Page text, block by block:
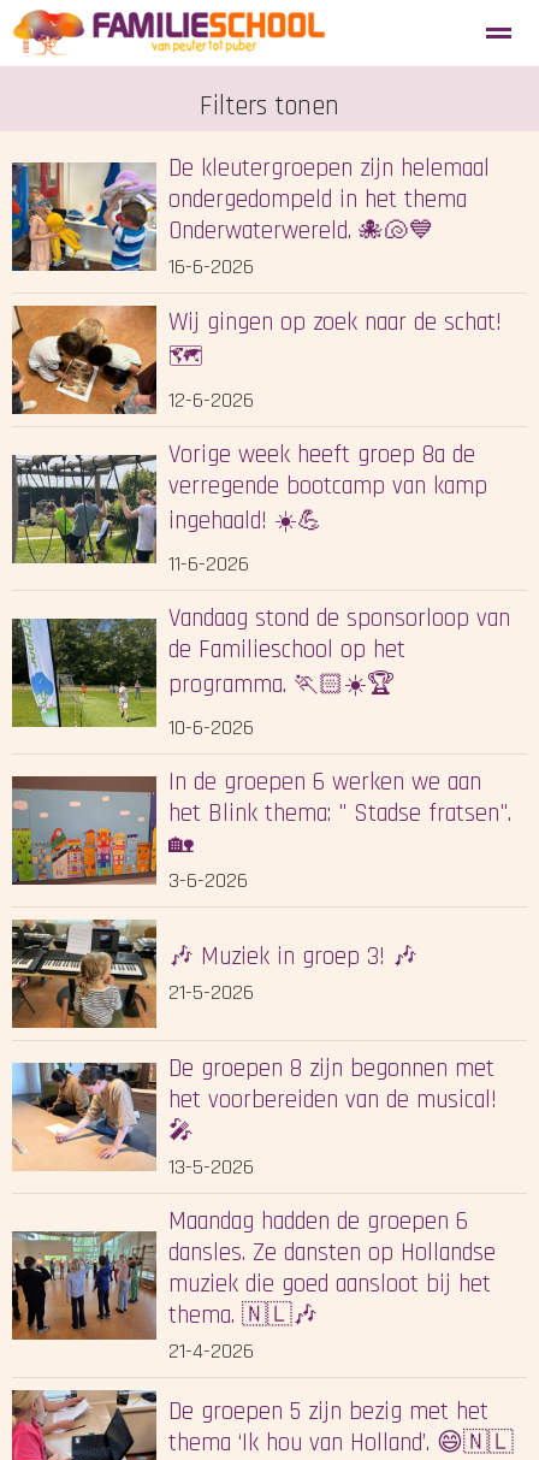
Aanmelden nieuwe leerlingen Blosse
Home Agenda Locatie Zoeken
Filters tonen
De kleutergroepen zijn helemaal
ondergedompeld in het thema
Onderwaterwereld. 🐙🐚💙
16-6-2026
Wij gingen op zoek naar de schat!
🗺️
12-6-2026
Vorige week heeft groep 8a de
verregende bootcamp van kamp
ingehaald! ☀️💪
11-6-2026
Vandaag stond de sponsorloop van
de Familieschool op het
programma. 🏃🏻☀️🏆
10-6-2026
In de groepen 6 werken we aan
het Blink thema: " Stadse fratsen".
🏡
3-6-2026
🎶 Muziek in groep 3! 🎶
21-5-2026
De groepen 8 zijn begonnen met
het voorbereiden van de musical!
🎤
13-5-2026
Maandag hadden de groepen 6
dansles. Ze dansten op Hollandse
muziek die goed aansloot bij het
thema. 🇳🇱🎶
21-4-2026
De groepen 5 zijn bezig met het
thema ‘Ik hou van Holland’. 😄🇳🇱